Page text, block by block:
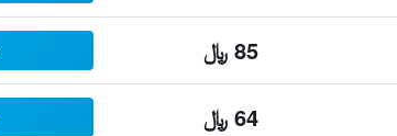
85 ﷼
64 ﷼